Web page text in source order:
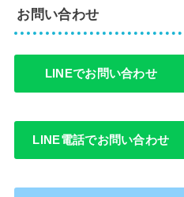
お問い合わせ
LINEでお問い合わせ
LINE電話でお問い合わせ